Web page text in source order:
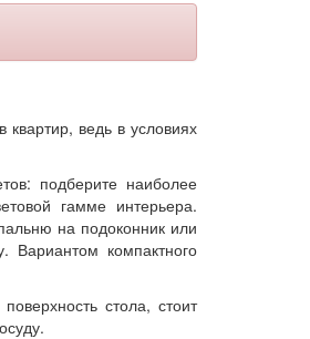
ведь в условиях
подберите наиболее
гамме интерьера.
на подоконник или
компактного
стола, стоит